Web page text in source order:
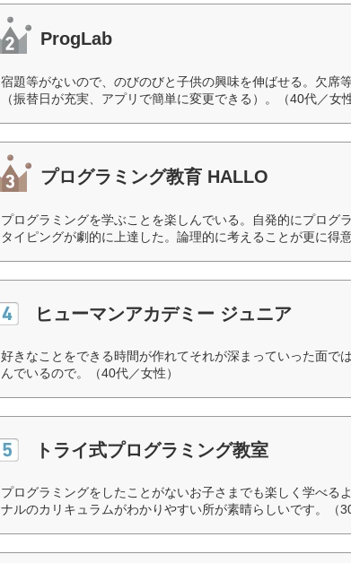
ProgLab
宿題等がないので、のびのびと子供の興味を伸ばせる。欠席
（振替日が充実、アプリで簡単に変更できる）。（40代／女性
プログラミング教育 HALLO
プログラミングを学ぶことを楽しんでいる。自発的にプログ
タイピングが劇的に上達した。論理的に考えることが更に得
ヒューマンアカデミー ジュニア
好きなことをできる時間が作れてそれが深まっていった面で
んでいるので。（40代／女性）
トライ式プログラミング教室
プログラミングをしたことがないお子さまでも楽しく学べる
ナルのカリキュラムがわかりやすい所が素晴らしいです。（